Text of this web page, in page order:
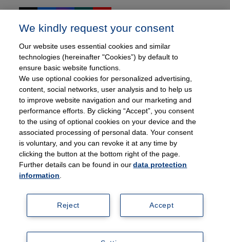
(deprecated)
Thieme Medizinstudierende
via medici informieren
via medici App: Jetzt downloaden
We kindly request your consent
Our website uses essential cookies and similar
technologies (hereinafter "Cookies”) by default to
ensure basic website functions.
We use optional cookies for personalized advertising,
content, social networks, user analysis and to help us
to improve website navigation and our marketing and
performance efforts. By clicking “Accept”, you consent
to the using of optional cookies on your device and the
associated processing of personal data. Your consent
is voluntary, and you can revoke it at any time by
clicking the button at the bottom right of the page.
Further details can be found in ourdata protection
information
Accept
Reject